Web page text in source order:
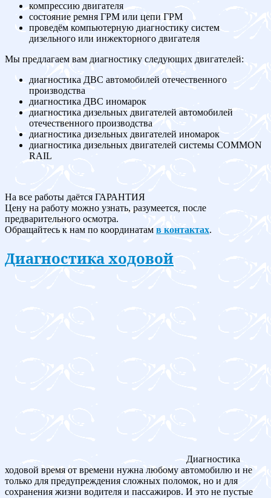
компрессию двигателя
состояние ремня ГРМ или цепи ГРМ
проведём компьютерную диагностику систем
дизельного или инжекторного двигателя
Мы предлагаем вам диагностику следующих двигателей:
диагностика ДВС автомобилей отечественного
производства
диагностика ДВС иномарок
диагностика дизельных двигателей автомобилей
отечественного производства
диагностика дизельных двигателей иномарок
диагностика дизельных двигателей системы COMMON
RAIL
На все работы даётся ГАРАНТИЯ
Цену на работу можно узнать, разумеется, после
предварительного осмотра.
Обращайтесь к нам по координатам в контактах.
Диагностика ходовой
Диагностика
ходовой время от времени нужна любому автомобилю и не
только для предупреждения сложных поломок, но и для
сохранения жизни водителя и пассажиров. И это не пустые